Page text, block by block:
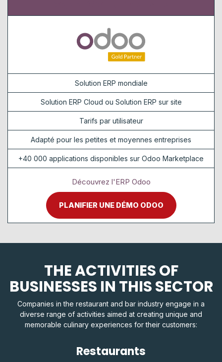
Solution ERP mondiale
Solution ERP Cloud ou Solution ERP sur site
Tarifs par utilisateur
Adapté pour les petites et moyennes entreprises
+40 000 applications disponibles sur Odoo Marketplace
Découvrez l'ERP Odoo
PLANIFIER UNE DÉMO ODOO
THE ACTIVITIES OF
BUSINESSES IN THIS SECTOR
Companies in the restaurant and bar industry engage in a
diverse range of activities aimed at creating unique and
memorable culinary experiences for their customers:
Restaurants